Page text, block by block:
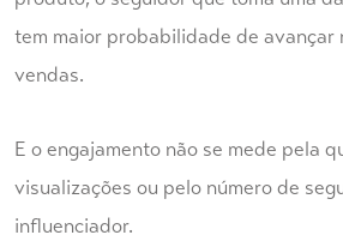
tem maior probabilidade de avançar
vendas.
E o engajamento não se mede pela
visualizações ou pelo número de
influenciador.